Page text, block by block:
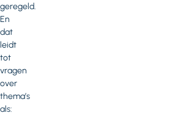
geregeld.
En
dat
leidt
tot
vragen
over
thema’s
als: